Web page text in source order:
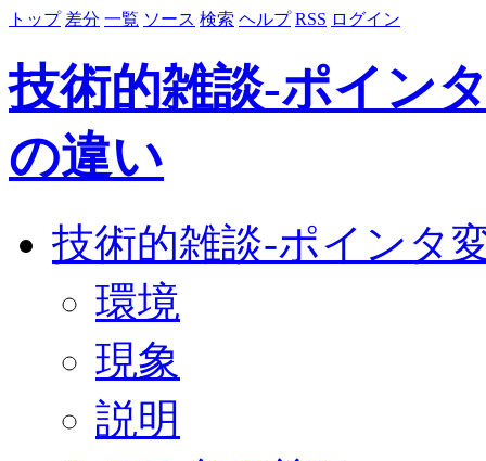
トップ 差分 一覧 ソース 検索 ヘルプ RSS ログイン
技術的雑談-ポイン
の違い
技術的雑談-ポインタ
環境
現象
説明